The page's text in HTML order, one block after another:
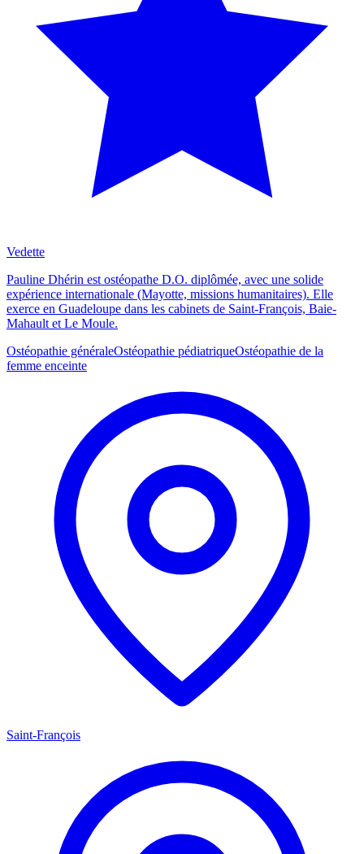
Vedette
Pauline Dhérin est ostéopathe D.O. diplômée, avec une solide
expérience internationale (Mayotte, missions humanitaires). Elle
exerce en Guadeloupe dans les cabinets de Saint-François, Baie-
Mahault et Le Moule.
Ostéopathie généraleOstéopathie pédiatriqueOstéopathie de la
femme enceinte
Saint-François